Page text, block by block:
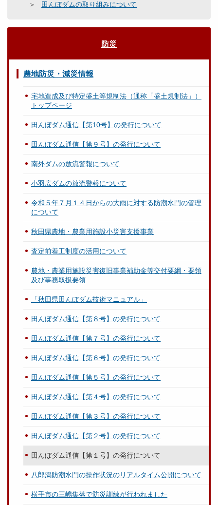
田んぼダムの取り組みについて
防災
農地防災・減災情報
宅地造成及び特定盛土等規制法（通称「盛土規制法」）
トップページ
田んぼダム通信【第10号】の発行について
田んぼダム通信【第９号】の発行について
南外ダムの放流警報について
小羽広ダムの放流警報について
令和５年７月１４日からの大雨に対する防潮水門の管理
について
秋田県農地・農業用施設小災害支援事業
査定前着工制度の活用について
農地・農業用施設災害復旧事業補助金等交付要綱・要領
及び事務取扱要領
「秋田県田んぼダム技術マニュアル」
田んぼダム通信【第８号】の発行について
田んぼダム通信【第７号】の発行について
田んぼダム通信【第６号】の発行について
田んぼダム通信【第５号】の発行について
田んぼダム通信【第４号】の発行について
田んぼダム通信【第３号】の発行について
田んぼダム通信【第２号】の発行について
田んぼダム通信【第１号】の発行について
八郎潟防潮水門の操作状況のリアルタイム公開について
横手市の三嶋集落で防災訓練が行われました